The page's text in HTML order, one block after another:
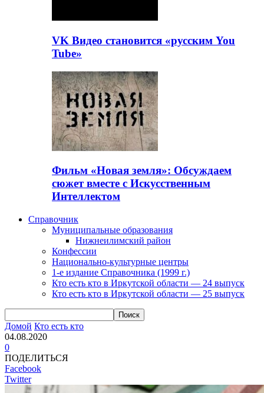
VK Видео становится «русским You
Tube»
Фильм «Новая земля»: Обсуждаем
сюжет вместе с Искусственным
Интеллектом
Справочник
Муниципальные образования
Нижнеилимский район
Конфессии
Национально-культурные центры
1-е издание Справочника (1999 г.)
Кто есть кто в Иркутской области — 24 выпуск
Кто есть кто в Иркутской области — 25 выпуск
Домой Кто есть кто
04.08.2020
0
ПОДЕЛИТЬСЯ
Facebook
Twitter